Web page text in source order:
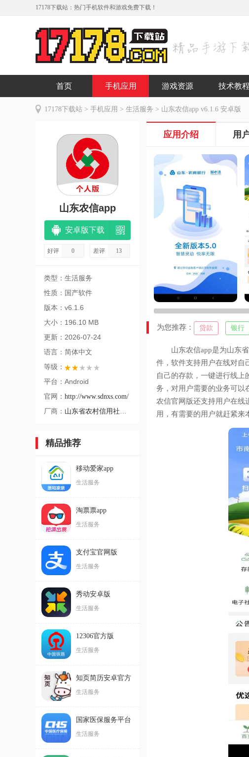
17178下载站：热门手机软件和游戏免费下载！
首页 手机应用 游戏资源 技术教程
17178下载站 > 手机应用 > 生活服务 > 山东农信app v6.1.6 安卓版
山东农信app
安卓版下载
好评 0 差评 13
类型：生活服务
性质：国产软件
版本：v6.1.6
大小：196.10 MB
更新：2026-07-24
语言：简体中文
等级：
平台：Android
官网： http://www.sdnxs.com/
厂商： 山东省农村信用社联合社
精品推荐
移动爱家app
生活服务
淘票票app
生活服务
支付宝官网版
生活服务
秀动安卓版
生活服务
12306官方版
生活服务
知页简历安卓官方
版
生活服务
国家医保服务平台
安卓客户端
生活服务
应用介绍 用
为您推荐： 贷款 银行
山东农信app是为山东省
件，软件支持用户在线对自
自己的存款，一键进行线上
务，对用户需要的业务可以
农信官网版还支持用户在线
用，有需要的用户就赶紧来